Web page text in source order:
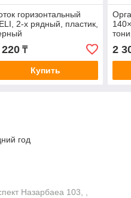
горизонтальный
2-х рядный, пластик,
₸
Купить
2
год
Назарбаеа 103, ,